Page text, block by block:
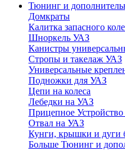
Тюнинг и
Домкраты
Калитка запасного
Шноркель УАЗ
Канистры
Стропы и такелаж УАЗ
Универсальные
Подножки для УАЗ
Цепи на колеса
Лебедки на УАЗ
Прицепное
Отвал на УАЗ
Кунги, крышки и дуги
Больше Тюнинг и